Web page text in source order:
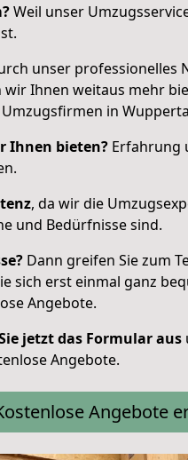
Weil unser
unser professionelles
wir Ihnen weitaus mehr
in
Ihnen bieten? Erfahrung
, da wir die
und Bedürfnisse sind.
Dann greifen Sie zum
sich erst einmal ganz
Angebote.
jetzt das Formular aus
Angebote.
Angebote